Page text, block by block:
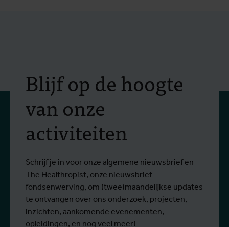
Blijf op de hoogte
van onze
activiteiten
Schrijf je in voor onze algemene nieuwsbrief en
The Healthropist, onze nieuwsbrief
fondsenwerving, om (twee)maandelijkse updates
te ontvangen over ons onderzoek, projecten,
inzichten, aankomende evenementen,
opleidingen, en nog veel meer!